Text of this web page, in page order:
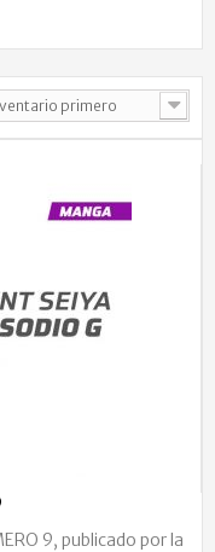
primero
9, publicado por la